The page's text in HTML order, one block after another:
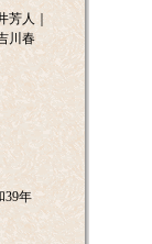
人｜
川春
39年